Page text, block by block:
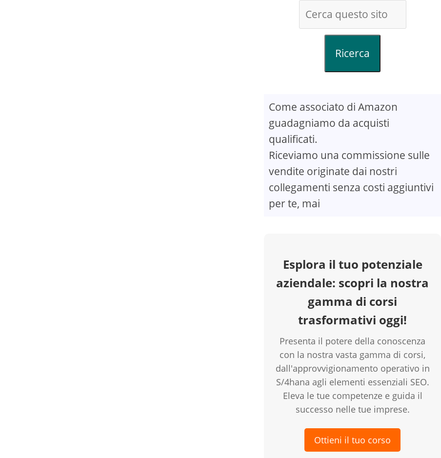
Ricerca
Come associato di Amazon
guadagniamo da acquisti
qualificati.
Riceviamo una commissione sulle
vendite originate dai nostri
collegamenti senza costi aggiuntivi
per te, mai
Esplora il tuo potenziale
aziendale: scopri la nostra
gamma di corsi
trasformativi oggi!
Presenta il potere della conoscenza
con la nostra vasta gamma di corsi,
dall'approvvigionamento operativo in
S/4hana agli elementi essenziali SEO.
Eleva le tue competenze e guida il
successo nelle tue imprese.
Ottieni il tuo corso